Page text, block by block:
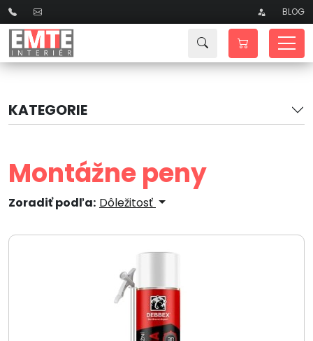
BLOG
KATEGORIE
Montážne peny
Zoradiť podľa: Dôležitosť